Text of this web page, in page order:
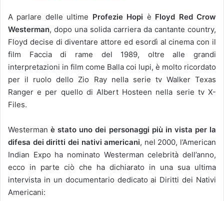
A parlare delle ultime Profezie Hopi è Floyd Red Crow
Westerman, dopo una solida carriera da cantante country,
Floyd decise di diventare attore ed esordì al cinema con il
film Faccia di rame del 1989, oltre alle grandi
interpretazioni in film come Balla coi lupi, è molto ricordato
per il ruolo dello Zio Ray nella serie tv Walker Texas
Ranger e per quello di Albert Hosteen nella serie tv X-
Files.
Westermanè stato uno dei personaggi più in vista per la
difesa dei diritti dei nativi americani, nel 2000, l’American
Indian Expo ha nominato Westerman celebrità dell’anno,
ecco in parte ciò che ha dichiarato in una sua ultima
intervista in un documentario dedicato ai Diritti dei Nativi
Americani: